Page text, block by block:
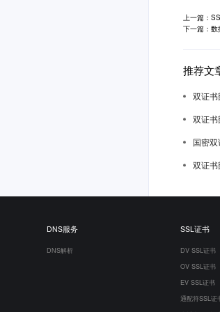
上一篇：
下一篇：数
推荐文
双证
双证
国密
双证
DNS服务
DNS解析
SSL证书
DV SSL证书
OV SSL证书
EV SSL证书
通配符SSL证